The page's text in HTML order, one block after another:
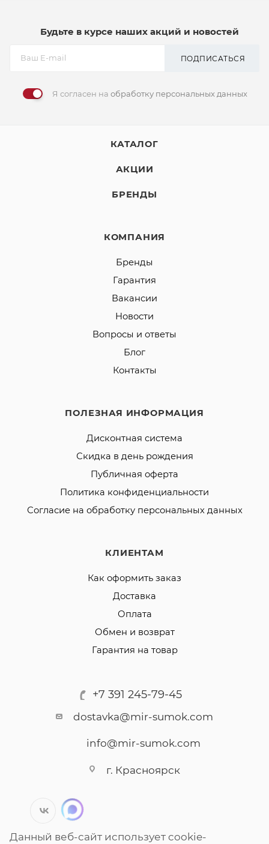
Будьте в курсе наших акций и новостей
ПОДПИСАТЬСЯ
Я согласен на обработку персональных данных
КАТАЛОГ
АКЦИИ
БРЕНДЫ
КОМПАНИЯ
Бренды
Гарантия
Вакансии
Новости
Вопросы и ответы
Блог
Контакты
ПОЛЕЗНАЯ ИНФОРМАЦИЯ
Дисконтная система
Скидка в день рождения
Публичная оферта
Политика конфиденциальности
Согласие на обработку персональных данных
КЛИЕНТАМ
Как оформить заказ
Доставка
Оплата
Обмен и возврат
Гарантия на товар
+7 391 245-79-45
dostavka@mir-sumok.com
info@mir-sumok.com
г. Красноярск
Данный веб-сайт использует cookie-